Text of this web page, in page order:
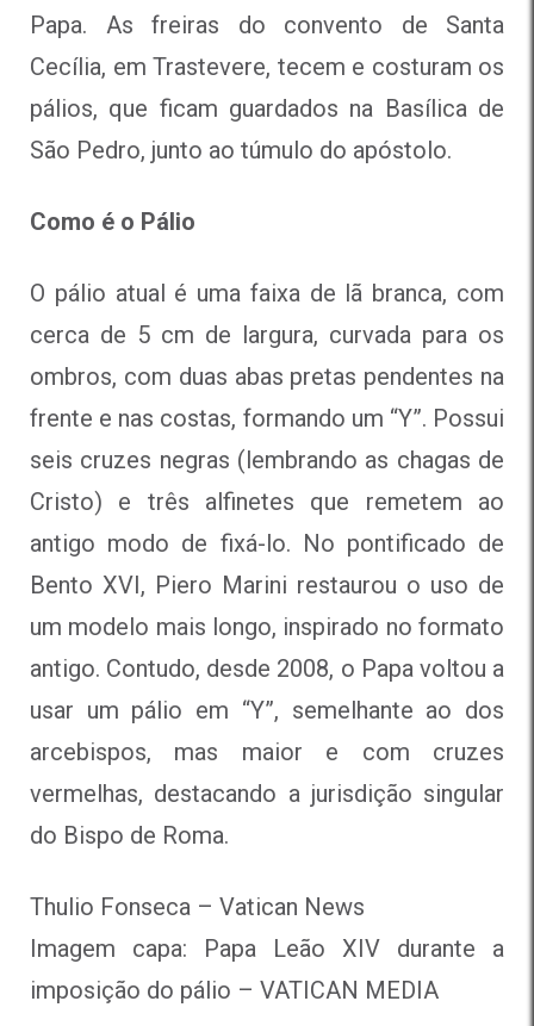
Papa. As freiras do convento de Santa
Cecília, em Trastevere, tecem e costuram os
pálios, que ficam guardados na Basílica de
São Pedro, junto ao túmulo do apóstolo.
Como é o Pálio
O pálio atual é uma faixa de lã branca, com
cerca de 5 cm de largura, curvada para os
ombros, com duas abas pretas pendentes na
frente e nas costas, formando um “Y”. Possui
seis cruzes negras (lembrando as chagas de
Cristo) e três alfinetes que remetem ao
antigo modo de fixá-lo. No pontificado de
Bento XVI, Piero Marini restaurou o uso de
um modelo mais longo, inspirado no formato
antigo. Contudo, desde 2008, o Papa voltou a
usar um pálio em “Y”, semelhante ao dos
arcebispos, mas maior e com cruzes
vermelhas, destacando a jurisdição singular
do Bispo de Roma.
Thulio Fonseca – Vatican News
Imagem capa: Papa Leão XIV durante a
imposição do pálio – VATICAN MEDIA